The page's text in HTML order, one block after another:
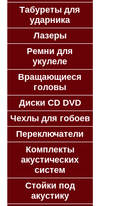
Табуреты для
ударника
Лазеры
Ремни для
укулеле
Вращающиеся
головы
Диски CD DVD
Чехлы для гобоев
Переключатели
Комплекты
акустических
систем
Стойки под
акустику